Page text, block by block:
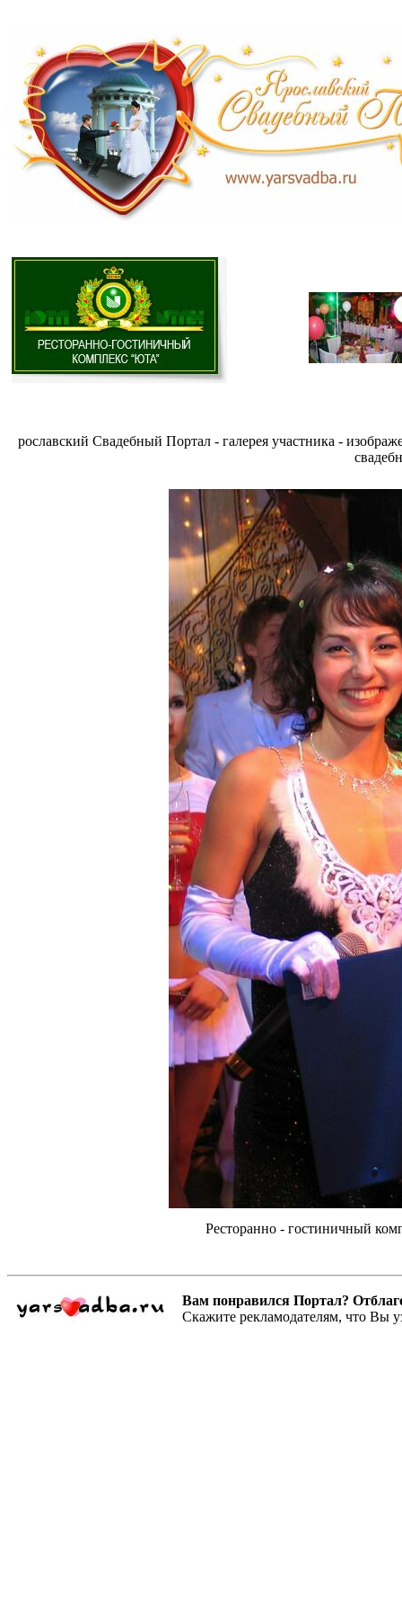
рославский Свадебный Портал - галерея участника -
Ресторанно - гостиничный
Вам понравился Портал?
Скажите рекламодателям, что Вы